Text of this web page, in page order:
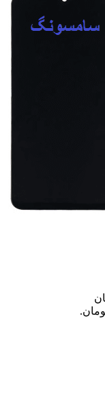
تومان